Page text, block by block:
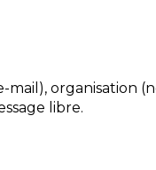
organisation
libre.